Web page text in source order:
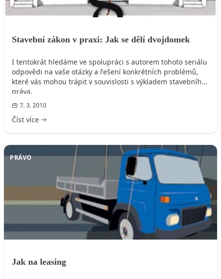
Stavební zákon v praxi: Jak se dělí dvojdomek
I tentokrát hledáme ve spolupráci s autorem tohoto seriálu
odpovědi na vaše otázky a řešení konkrétních problémů,
které vás mohou trápit v souvislosti s výkladem stavebního
práva.
7. 3. 2010
Číst více
PRÁVO
Jak na leasing